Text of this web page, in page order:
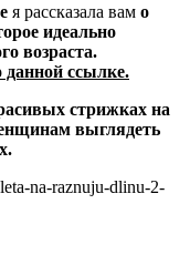
я рассказала вам о
идеально
возраста.
данной ссылке.
стрижках на
выглядеть